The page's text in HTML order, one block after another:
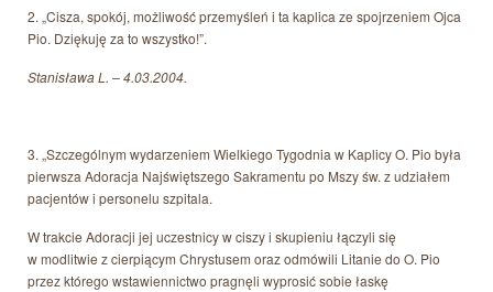
2. „Cisza, spokój, możliwość przemyśleń i ta kaplica ze spojrzeniem Ojca
Pio. Dziękuję za to wszystko!”.
Stanisława L. – 4.03.2004.
3. „Szczególnym wydarzeniem Wielkiego Tygodnia w Kaplicy O. Pio była
pierwsza Adoracja Najświętszego Sakramentu po Mszy św. z udziałem
pacjentów i personelu szpitala.
W trakcie Adoracji jej uczestnicy w ciszy i skupieniu łączyli się
w modlitwie z cierpiącym Chrystusem oraz odmówili Litanie do O. Pio
przez którego wstawiennictwo pragnęli wyprosić sobie łaskę